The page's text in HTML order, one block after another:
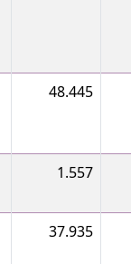
48.445
1.557
37.935